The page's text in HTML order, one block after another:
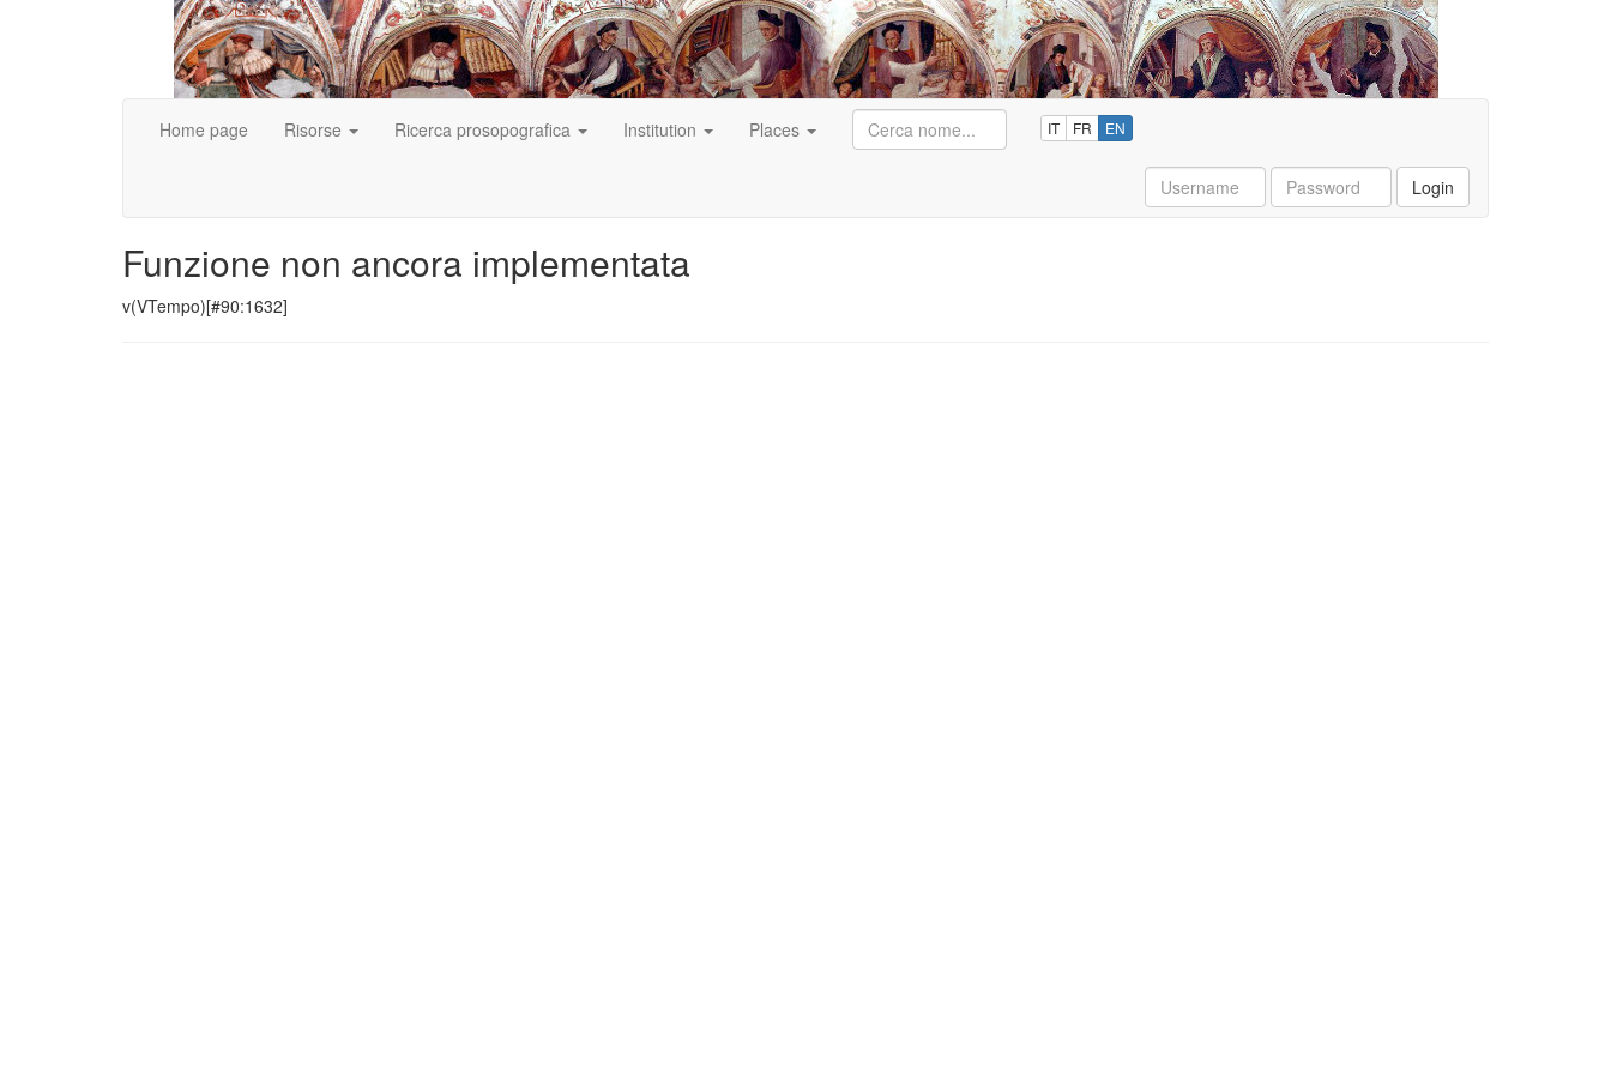
Home page Risorse Ricerca prosopografica Institution Places IT FR EN
Username Password Login
Funzione non ancora implementata
v(VTempo)[#90:1632]